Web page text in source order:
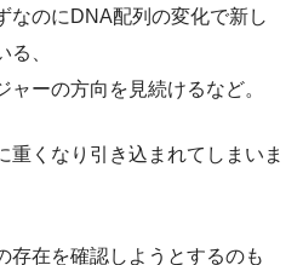
なのにDNA配列の変化で新し
、
ーの方向を見続けるなど。
重くなり引き込まれてしまいま
存在を確認しようとするのも